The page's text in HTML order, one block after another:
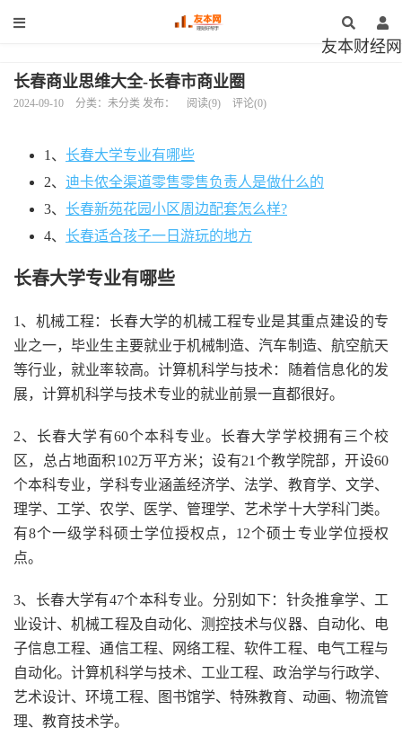
友本财经网
长春商业思维大全-长春市商业圈
2024-09-10 分类：未分类 发布： 阅读(9) 评论(0)
1、 长春大学专业有哪些
2、 迪卡侬全渠道零售零售负责人是做什么的
3、 长春新苑花园小区周边配套怎么样?
4、 长春适合孩子一日游玩的地方
长春大学专业有哪些
1、机械工程：长春大学的机械工程专业是其重点建设的专
业之一，毕业生主要就业于机械制造、汽车制造、航空航天
等行业，就业率较高。计算机科学与技术：随着信息化的发
展，计算机科学与技术专业的就业前景一直都很好。
2、长春大学有60个本科专业。长春大学学校拥有三个校
区，总占地面积102万平方米；设有21个教学院部，开设60
个本科专业，学科专业涵盖经济学、法学、教育学、文学、
理学、工学、农学、医学、管理学、艺术学十大学科门类。
有8个一级学科硕士学位授权点，12个硕士专业学位授权
点。
3、长春大学有47个本科专业。分别如下：针灸推拿学、工
业设计、机械工程及自动化、测控技术与仪器、自动化、电
子信息工程、通信工程、网络工程、软件工程、电气工程与
自动化。计算机科学与技术、工业工程、政治学与行政学、
艺术设计、环境工程、图书馆学、特殊教育、动画、物流管
理、教育技术学。